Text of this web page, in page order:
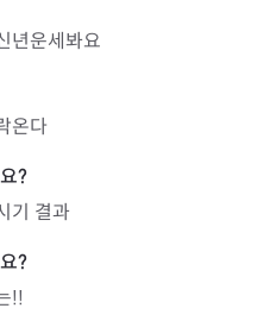
년운세봐요
온다
기 결과
!!